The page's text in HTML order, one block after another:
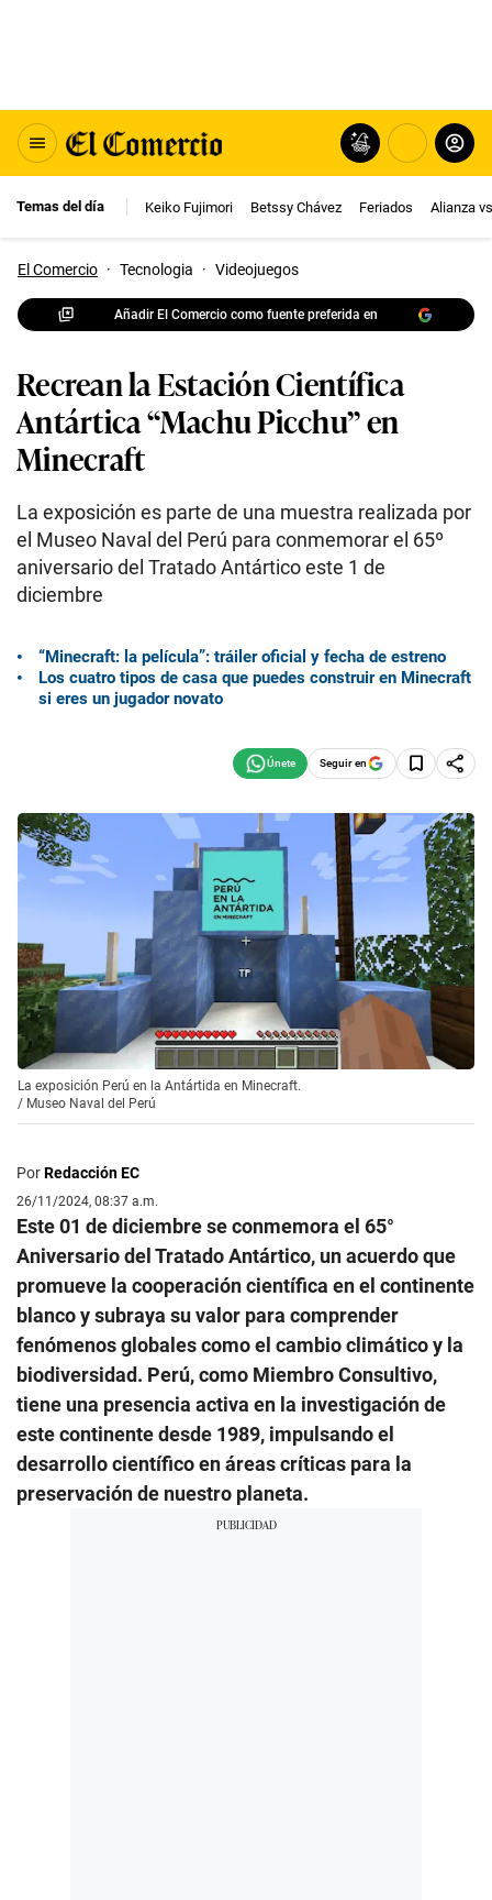
Temas del día Keiko Fujimori Betssy Chávez Feriados Alianza
El Comercio · Tecnologia · Videojuegos
Añadir El Comercio como fuente preferida en
Recrean la Estación Científica
Antártica “Machu Picchu” en
Minecraft
La exposición es parte de una muestra realizada por
el Museo Naval del Perú para conmemorar el 65º
aniversario del Tratado Antártico este 1 de
diciembre
“Minecraft: la película”: tráiler oficial y fecha de estreno
Los cuatro tipos de casa que puedes construir en Minecraft
si eres un jugador novato
Seguir en
La exposición Perú en la Antártida en Minecraft.
/ Museo Naval del Perú
PorRedacción EC
26/11/2024, 08:37 a.m.
Este 01 de diciembre se conmemora el 65°
Aniversario del Tratado Antártico, un acuerdo que
promueve la cooperación científica en el continente
blanco y subraya su valor para comprender
fenómenos globales como el cambio climático y la
biodiversidad. Perú, como Miembro Consultivo,
tiene una presencia activa en la investigación de
este continente desde 1989, impulsando el
desarrollo científico en áreas críticas para la
preservación de nuestro planeta.